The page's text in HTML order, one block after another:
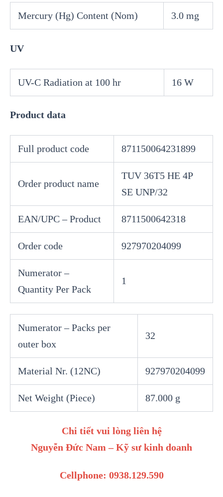
Mercury (Hg) Content (Nom) 3.0 mg
UV
UV-C Radiation at 100 hr 16 W
Product data
Full product code 871150064231899
Order product name
TUV 36T5 HE 4P
SE UNP/32
EAN/UPC – Product 8711500642318
Order code 927970204099
Numerator –
Quantity Per Pack
1
Numerator – Packs per
outer box
32
Material Nr. (12NC) 927970204099
Net Weight (Piece) 87.000 g
Chi tiết vui lòng liên hệ
Nguyễn Đức Nam – Kỹ sư kinh doanh
Cellphone: 0938.129.590